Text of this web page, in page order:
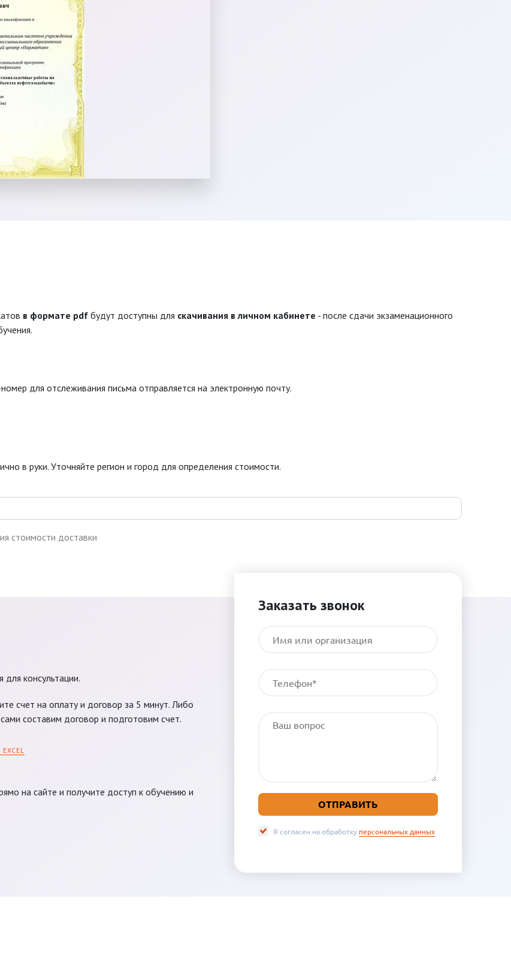
в формате pdf будут доступны для скачивания в личном кабинете - после сдачи экзаменационного
для отслеживания письма отправляется на электронную почту.
в руки. Уточняйте регион и город для определения стоимости.
стоимости доставки
консультации.
счет на оплату и договор за 5 минут. Либо
составим договор и подготовим счет.
на сайте и получите доступ к обучению и
Заказать звонок
Я согласен на обработку персональных данных